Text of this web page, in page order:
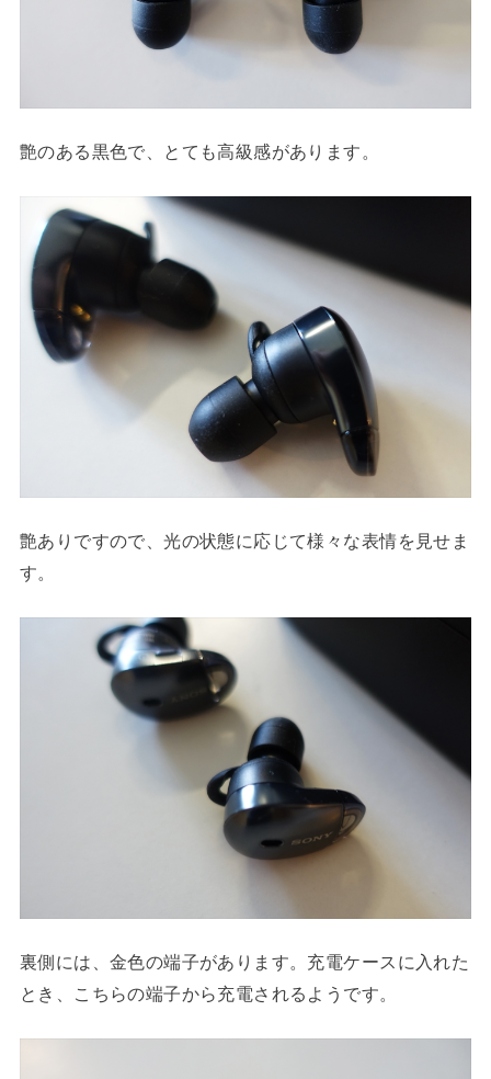
艶のある黒色で、とても高級感があります。
艶ありですので、光の状態に応じて様々な表情を見せま
す。
裏側には、金色の端子があります。充電ケースに入れた
とき、こちらの端子から充電されるようです。